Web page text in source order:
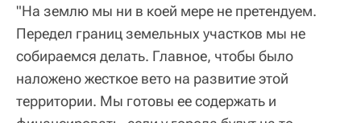
"На землю мы ни в коей мере не претендуем.
Передел границ земельных участков мы не
собираемся делать. Главное, чтобы было
наложено жесткое вето на развитие этой
территории. Мы готовы ее содержать и